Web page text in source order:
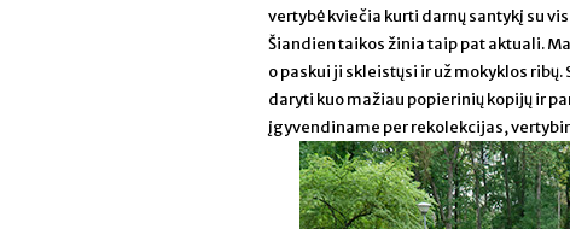
vertybė kviečia kurti darnų santykį su
Šiandien taikos žinia taip pat aktuali.
o paskui ji skleistųsi ir už mokyklos
daryti kuo mažiau popierinių kopijų ir
įgyvendiname per rekolekcijas,